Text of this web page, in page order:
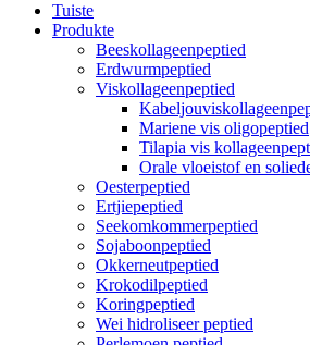
Tuiste
Produkte
Beeskollageenpeptied
Erdwurmpeptied
Viskollageenpeptied
Mariene vis oligopeptied
Tilapia vis
Orale vloeistof en
Oesterpeptied
Ertjiepeptied
Seekomkommerpeptied
Sojaboonpeptied
Okkerneutpeptied
Krokodilpeptied
Koringpeptied
Wei hidroliseer peptied